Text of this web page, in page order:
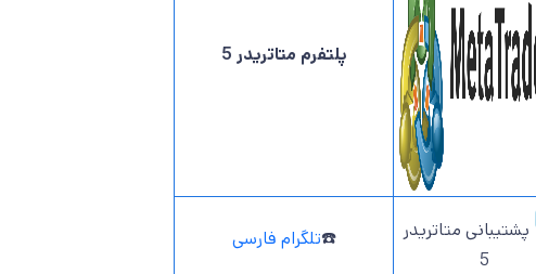
پلتفرم متاتریدر 5
پشتیبانی متاتریدر
5
☎️تلگرام فارسی